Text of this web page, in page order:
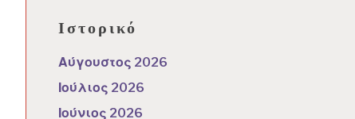
Ιστορικό
Αύγουστος 2026
Ιούλιος 2026
Ιούνιος 2026